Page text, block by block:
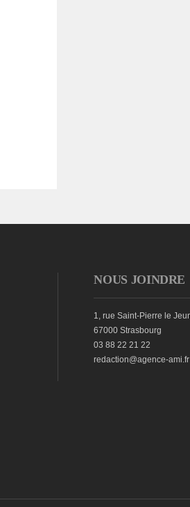
NOUS JOINDRE
1, rue Saint-Pierre le
67000 Strasbourg
03 88 22 21 22
redaction@agence-ami.fr